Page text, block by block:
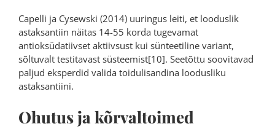
Capelli ja Cysewski (2014) uuringus leiti, et looduslik
astaksantiin näitas 14-55 korda tugevamat
antioksüdatiivset aktiivsust kui sünteetiline variant,
sõltuvalt testitavast süsteemist[10]. Seetõttu soovitavad
paljud eksperdid valida toidulisandina loodusliku
astaksantiini.
Ohutus ja kõrvaltoimed